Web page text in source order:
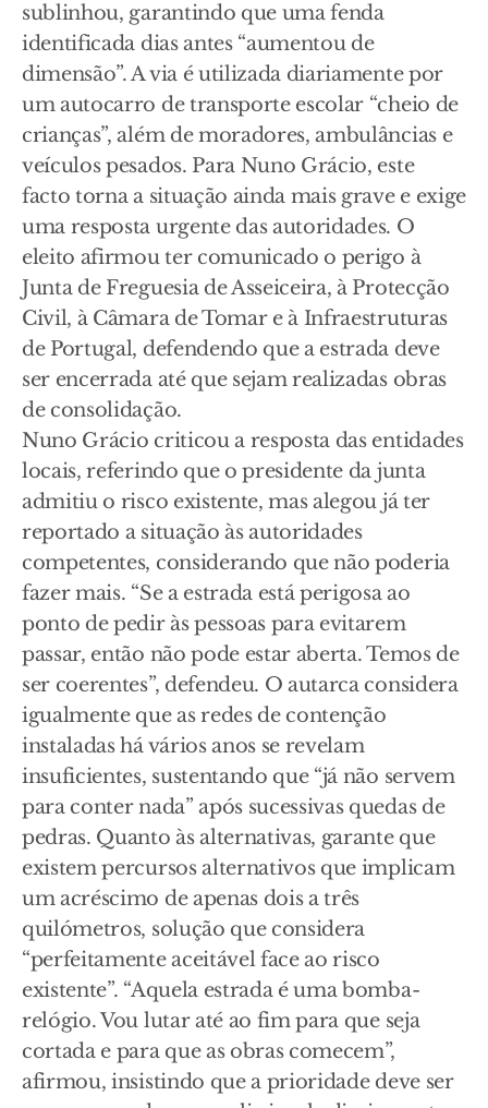
sublinhou, garantindo que uma fenda
identificada dias antes “aumentou de
dimensão”. A via é utilizada diariamente por
um autocarro de transporte escolar “cheio de
crianças”, além de moradores, ambulâncias e
veículos pesados. Para Nuno Grácio, este
facto torna a situação ainda mais grave e exige
uma resposta urgente das autoridades. O
eleito afirmou ter comunicado o perigo à
Junta de Freguesia de Asseiceira, à Protecção
Civil, à Câmara de Tomar e à Infraestruturas
de Portugal, defendendo que a estrada deve
ser encerrada até que sejam realizadas obras
de consolidação.
Nuno Grácio criticou a resposta das entidades
locais, referindo que o presidente da junta
admitiu o risco existente, mas alegou já ter
reportado a situação às autoridades
competentes, considerando que não poderia
fazer mais. “Se a estrada está perigosa ao
ponto de pedir às pessoas para evitarem
passar, então não pode estar aberta. Temos de
ser coerentes”, defendeu. O autarca considera
igualmente que as redes de contenção
instaladas há vários anos se revelam
insuficientes, sustentando que “já não servem
para conter nada” após sucessivas quedas de
pedras. Quanto às alternativas, garante que
existem percursos alternativos que implicam
um acréscimo de apenas dois a três
quilómetros, solução que considera
“perfeitamente aceitável face ao risco
existente”. “Aquela estrada é uma bomba-
relógio. Vou lutar até ao fim para que seja
cortada e para que as obras comecem”,
afirmou, insistindo que a prioridade deve ser